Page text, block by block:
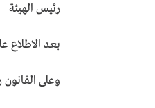
رئيس الهيئة
بعد الاطلاع
وعلى القانون رقم 22 لسنة 2014 بتنظيم الانتخابات